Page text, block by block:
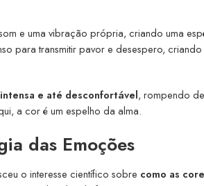
e uma vibração própria, criando uma
para transmitir pavor e desespero, criando
e até desconfortável, rompendo
a cor é um espelho da alma.
das Emoções
o interesse científico sobre como as